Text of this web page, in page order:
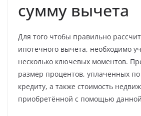
сумму вычета
Для того чтобы правильно
ипотечного вычета, необходимо
несколько ключевых моментов.
размер процентов, уплаченных
кредиту, а также стоимость
приобретённой с помощью